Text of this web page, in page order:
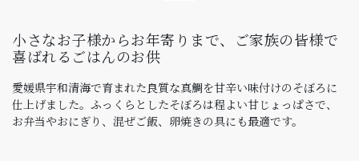
小さなお子様からお年寄りまで、ご家族の皆様で
喜ばれるごはんのお供
愛媛県宇和清海で育まれた良質な真鯛を甘辛い味付けのそぼろに
仕上げました。ふっくらとしたそぼろは程よい甘じょっぱさで、
お弁当やおにぎり、混ぜご飯、卵焼きの具にも最適です。